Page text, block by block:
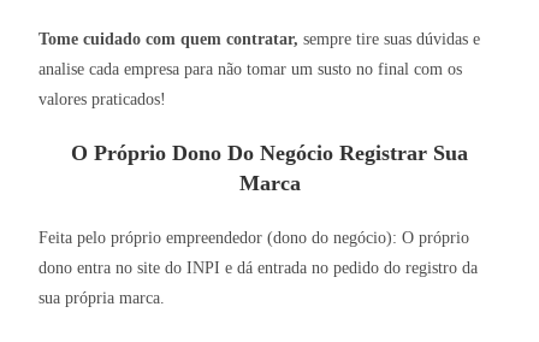
Tome cuidado com quem contratar, sempre tire suas dúvidas e
analise cada empresa para não tomar um susto no final com os
valores praticados!
O Próprio Dono Do Negócio Registrar Sua
Marca
Feita pelo próprio empreendedor (dono do negócio): O próprio
dono entra no site do INPI e dá entrada no pedido do registro da
sua própria marca.